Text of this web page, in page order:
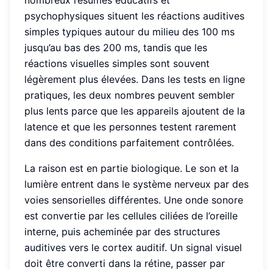
psychophysiques situent les réactions auditives
simples typiques autour du milieu des 100 ms
jusqu’au bas des 200 ms, tandis que les
réactions visuelles simples sont souvent
légèrement plus élevées. Dans les tests en ligne
pratiques, les deux nombres peuvent sembler
plus lents parce que les appareils ajoutent de la
latence et que les personnes testent rarement
dans des conditions parfaitement contrôlées.
La raison est en partie biologique. Le son et la
lumière entrent dans le système nerveux par des
voies sensorielles différentes. Une onde sonore
est convertie par les cellules ciliées de l’oreille
interne, puis acheminée par des structures
auditives vers le cortex auditif. Un signal visuel
doit être converti dans la rétine, passer par